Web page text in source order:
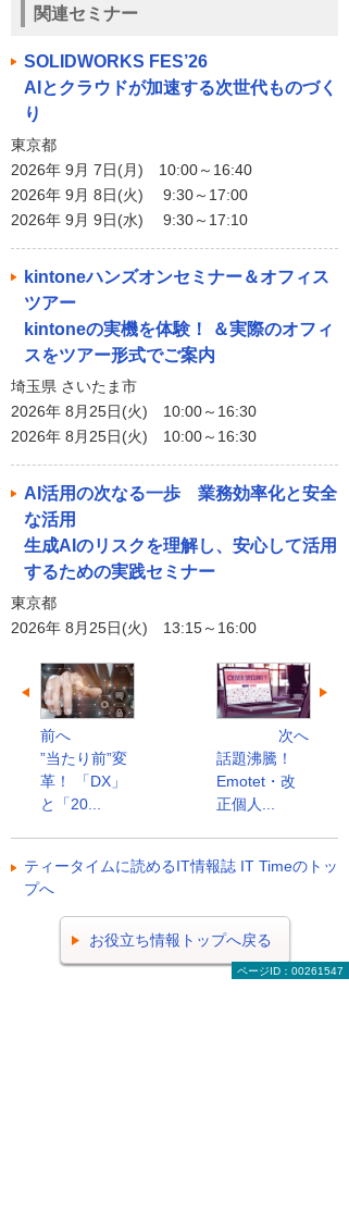
関連セミナー
SOLIDWORKS FES’26
AIとクラウドが加速する次世代ものづく
り
東京都
2026年 9月 7日(月) 10:00～16:40
2026年 9月 8日(火) 9:30～17:00
2026年 9月 9日(水) 9:30～17:10
kintoneハンズオンセミナー＆オフィス
ツアー
kintoneの実機を体験！ ＆実際のオフィ
スをツアー形式でご案内
埼玉県 さいたま市
2026年 8月25日(火) 10:00～16:30
2026年 8月25日(火) 10:00～16:30
AI活用の次なる一歩 業務効率化と安全
な活用
生成AIのリスクを理解し、安心して活用
するための実践セミナー
東京都
2026年 8月25日(火) 13:15～16:00
前へ
”当たり前”変
革！ 「DX」
と「20...
次へ
話題沸騰！
Emotet・改
正個人...
ティータイムに読めるIT情報誌 IT Timeのトッ
プへ
お役立ち情報トップへ戻る
ページID：00261547